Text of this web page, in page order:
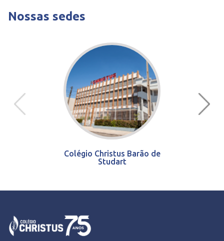
Nossas sedes
Colégio Christus Barão de
Studart